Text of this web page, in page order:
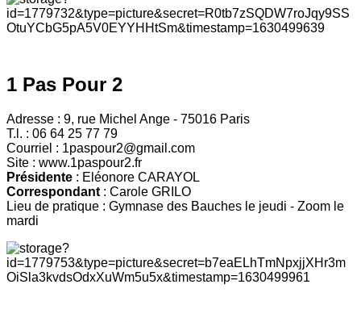
1 Pas Pour 2
Adresse : 9, rue Michel Ange - 75016 Paris
T.l. : 06 64 25 77 79
Courriel : 1paspour2@gmail.com
Site : www.1paspour2.fr
Présidente : Eléonore CARAYOL
Correspondant : Carole GRILO
Lieu de pratique : Gymnase des Bauches le jeudi - Zoom le
mardi